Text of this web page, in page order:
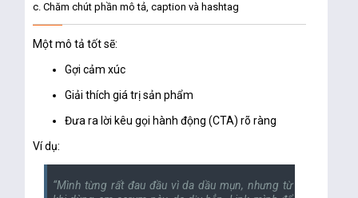
c. Chăm chút phần mô tả, caption và hashtag
Một mô tả tốt sẽ:
Gợi cảm xúc
Giải thích giá trị sản phẩm
Đưa ra lời kêu gọi hành động (CTA) rõ ràng
Ví dụ:
“Mình từng rất đau đầu vì da dầu mụn, nhưng từ